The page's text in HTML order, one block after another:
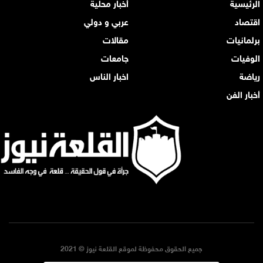
اقتصاد
عربي و دولي
برلمانيات
مقالات
الوفيات
جامعات
رياضة
اخبار الناس
أخبار الفن
جميع الحقوق محفوظة لموقع القلعة نيوز © 2021